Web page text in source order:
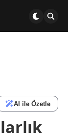
AI ile Özetle